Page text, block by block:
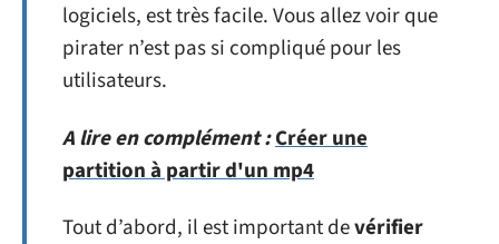
logiciels, est très facile. Vous allez voir que
pirater n’est pas si compliqué pour les
utilisateurs.
A lire en complément :Créer une
partition à partir d'un mp4
Tout d’abord, il est important devérifier